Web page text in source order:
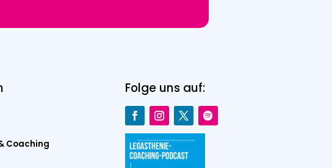
Coaching
Folge uns auf: